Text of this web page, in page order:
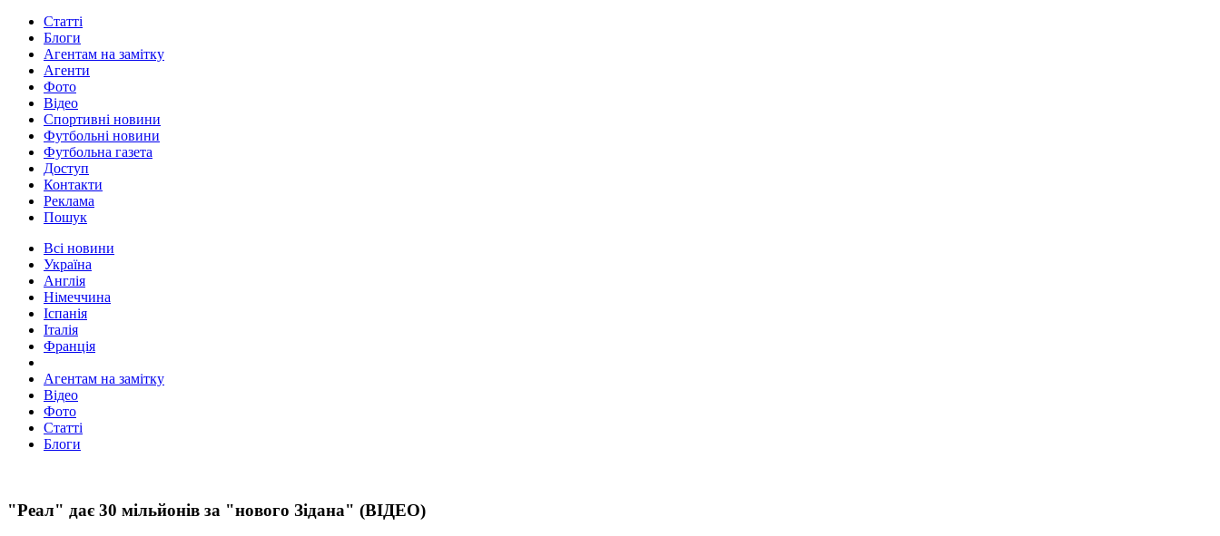
Статті
Блоги
Агентам на замітку
Агенти
Фото
Відео
Спортивні новини
Футбольні новини
Футбольна газета
Доступ
Контакти
Реклама
Пошук
Всі новини
Україна
Англія
Німеччина
Іспанія
Італія
Франція
Агентам на замітку
Відео
Фото
Статті
Блоги
"Реал" дає 30 мільйонів за "нового Зідана" (ВІДЕО)